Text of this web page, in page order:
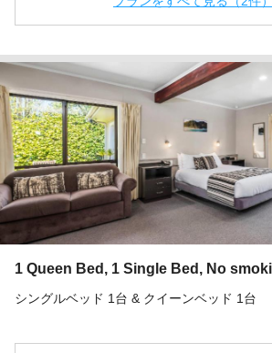
1 Queen Bed, 1 Single Bed, No
シングルベッド 1台 & クイーンベッド 1台